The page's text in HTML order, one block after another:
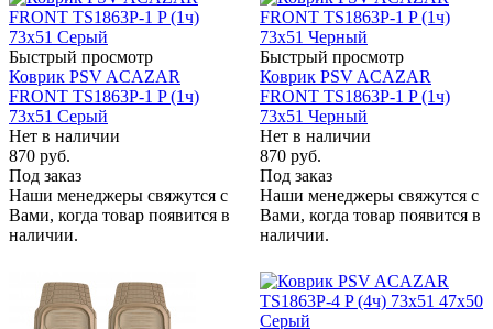
Быстрый просмотр
Коврик PSV ACAZAR
FRONT TS1863P-1 P (1ч)
73x51 Серый
Нет в наличии
870 руб.
Под заказ
Наши менеджеры свяжутся с
Вами, когда товар появится в
наличии.
Быстрый просмотр
Коврик PSV ACAZAR
FRONT TS1863P-1 P (1ч)
73x51 Черный
Нет в наличии
870 руб.
Под заказ
Наши менеджеры свяжутся с
Вами, когда товар появится в
наличии.